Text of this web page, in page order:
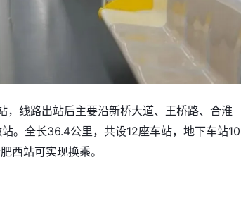
，线路出站后主要沿新桥大道、王桥路、合淮
。全长36.4公里，共设12座车站，地下车站10
西站可实现换乘。